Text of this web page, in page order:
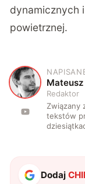
dynamicznych
powietrznej.
M
Redaktor
Związany
tekstów
Dodaj